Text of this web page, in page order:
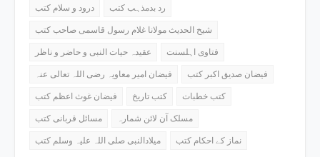
درود و سلام کتب
رد بدمذہب کتب
شیخ الحدیث مولانا غلام رسول قاسمی صاحب کتب
عقیدہ حیات النبی و حاضر و ناظر
فتاوی اہلسنت
فیضان امیر معاویہ رضی اللہ تعالی عنہ
فیضان صدیق اکبر کتب
فیضان غوث اعظم کتب
کتب تاریخ
کتب خطبات
مسائل قربانی کتب
مسلک آن لائن شمارہ
میلادالنبی صلی اللہ علیہ وسلم کتب
نماز کے احکام کتب